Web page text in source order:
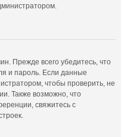
Прежде всего убедитесь, что
и пароль. Если данные
чтобы проверить, не
Также возможно, что
свяжитесь с